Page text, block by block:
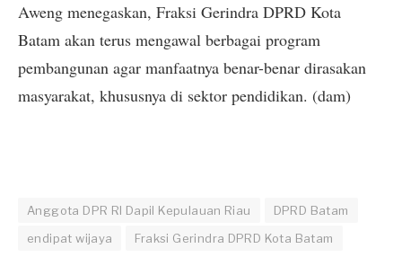
Aweng menegaskan, Fraksi Gerindra DPRD Kota
Batam akan terus mengawal berbagai program
pembangunan agar manfaatnya benar-benar dirasakan
masyarakat, khususnya di sektor pendidikan. (dam)
Anggota DPR RI Dapil Kepulauan Riau
DPRD Batam
endipat wijaya
Fraksi Gerindra DPRD Kota Batam